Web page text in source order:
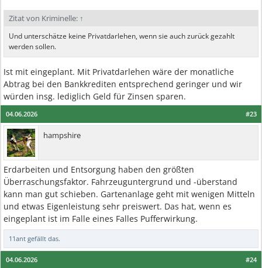
Zitat von Kriminelle: ↑
Und unterschätze keine Privatdarlehen, wenn sie auch zurück gezahlt
werden sollen.
Ist mit eingeplant. Mit Privatdarlehen wäre der monatliche
Abtrag bei den Bankkrediten entsprechend geringer und wir
würden insg. lediglich Geld für Zinsen sparen.
#23
04.06.2026
hampshire
Erdarbeiten und Entsorgung haben den größten
Überraschungsfaktor. Fahrzeuguntergrund und -überstand
kann man gut schieben. Gartenanlage geht mit wenigen Mitteln
und etwas Eigenleistung sehr preiswert. Das hat, wenn es
eingeplant ist im Falle eines Falles Pufferwirkung.
11ant gefällt das.
#24
04.06.2026